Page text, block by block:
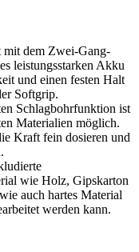
mit dem Zwei-Gang-
leistungsstarken Akku
und einen festen Halt
Softgrip.
Schlagbohrfunktion ist
Materialien möglich.
Kraft fein dosieren und
wie Holz, Gipskarton
auch hartes Material
werden kann.